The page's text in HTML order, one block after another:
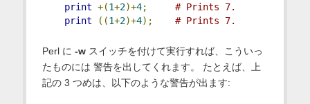
print +(1+2)+4;
# Prints 7.
print
((1+2)+4); # Prints 7.
Perl に -wスイッチを付けて実行すれば、こういっ
たものには 警告を出してくれます。 たとえば、上
記の 3 つめは、以下のような警告が出ます: